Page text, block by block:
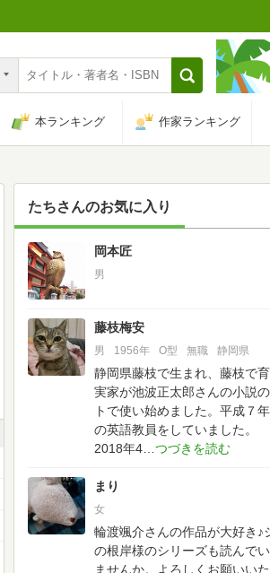
本ランキング 作家ランキング
たちさんのお気に入り
257 岡本匠
男
藤枝梅安
男 1956年 O型 無職 静岡県
静岡県藤枝で生まれ、藤枝で育
実家が池波正太郎さんの小説
トで使い始めました。平成７
の英語教員をしていました。
2018年4
まり
女
輪渡颯介さんの作品が大好き
の根岸様のシリーズも読んで
ませんか。よろしくお願いいた